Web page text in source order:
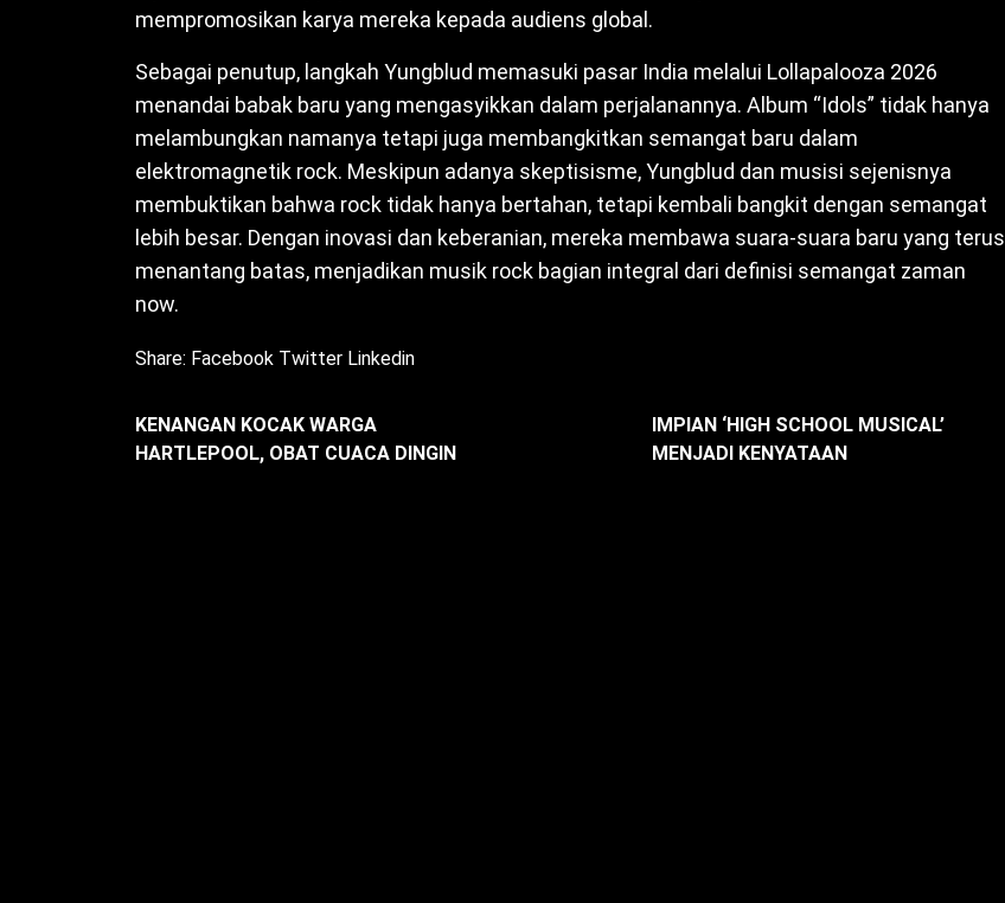
mempromosikan karya mereka kepada audiens global.
Sebagai penutup, langkah Yungblud memasuki pasar India melalui Lollapalooza 2026
menandai babak baru yang mengasyikkan dalam perjalanannya. Album “Idols” tidak hanya
melambungkan namanya tetapi juga membangkitkan semangat baru dalam
elektromagnetik rock. Meskipun adanya skeptisisme, Yungblud dan musisi sejenisnya
membuktikan bahwa rock tidak hanya bertahan, tetapi kembali bangkit dengan semangat
lebih besar. Dengan inovasi dan keberanian, mereka membawa suara-suara baru yang terus
menantang batas, menjadikan musik rock bagian integral dari definisi semangat zaman
now.
Share: Facebook Twitter Linkedin
KENANGAN KOCAK WARGA
HARTLEPOOL, OBAT CUACA DINGIN
IMPIAN ‘HIGH SCHOOL MUSICAL’
MENJADI KENYATAAN